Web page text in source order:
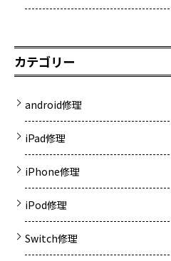
カテゴリー
android修理
iPad修理
iPhone修理
iPod修理
Switch修理